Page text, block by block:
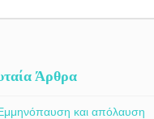
Άρθρα
και απόλαυση